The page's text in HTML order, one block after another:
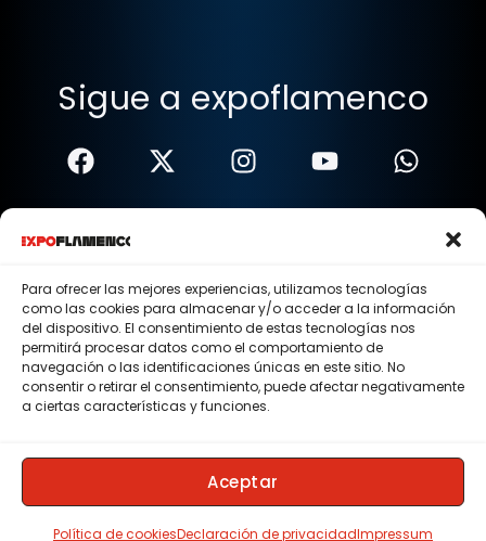
Para ofrecer las mejores experiencias, utilizamos tecnologías
como las cookies para almacenar y/o acceder a la información
del dispositivo. El consentimiento de estas tecnologías nos
permitirá procesar datos como el comportamiento de
navegación o las identificaciones únicas en este sitio. No
consentir o retirar el consentimiento, puede afectar negativamente
a ciertas características y funciones.
Aceptar
Política de cookiesDeclaración de privacidadImpressum
Sigue a expoflamenco
Términos Y Condiciones
Política De Privacidad
Política De Cookies
Aviso Legal
© 2015 - 2026 . Todos los derechos reservados.
Contacto
Membresias